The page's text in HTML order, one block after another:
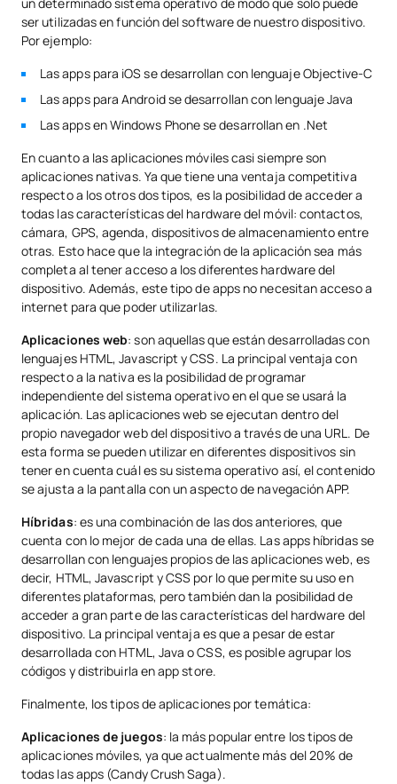
ser utilizadas en función del software de nuestro dispositivo.
Por ejemplo:
Las apps para iOS se desarrollan con lenguaje Objective-C
Las apps para Android se desarrollan con lenguaje Java
Las apps en Windows Phone se desarrollan en .Net
En cuanto a las aplicaciones móviles casi siempre son
aplicaciones nativas. Ya que tiene una ventaja competitiva
respecto a los otros dos tipos, es la posibilidad de acceder a
todas las características del hardware del móvil: contactos,
cámara, GPS, agenda, dispositivos de almacenamiento entre
otras. Esto hace que la integración de la aplicación sea más
completa al tener acceso a los diferentes hardware del
dispositivo. Además, este tipo de apps no necesitan acceso a
internet para que poder utilizarlas.
Aplicaciones web: son aquellas que están desarrolladas con
lenguajes HTML, Javascript y CSS. La principal ventaja con
respecto a la nativa es la posibilidad de programar
independiente del sistema operativo en el que se usará la
aplicación. Las aplicaciones web se ejecutan dentro del
propio navegador web del dispositivo a través de una URL. De
esta forma se pueden utilizar en diferentes dispositivos sin
tener en cuenta cuál es su sistema operativo así, el contenido
se ajusta a la pantalla con un aspecto de navegación APP.
Híbridas: es una combinación de las dos anteriores, que
cuenta con lo mejor de cada una de ellas. Las apps híbridas se
desarrollan con lenguajes propios de las aplicaciones web, es
decir, HTML, Javascript y CSS por lo que permite su uso en
diferentes plataformas, pero también dan la posibilidad de
acceder a gran parte de las características del hardware del
dispositivo. La principal ventaja es que a pesar de estar
desarrollada con HTML, Java o CSS, es posible agrupar los
códigos y distribuirla en app store.
Finalmente, los tipos de aplicaciones por temática:
Aplicaciones de juegos: la más popular entre los tipos de
aplicaciones móviles, ya que actualmente más del 20% de
todas las apps (Candy Crush Saga).